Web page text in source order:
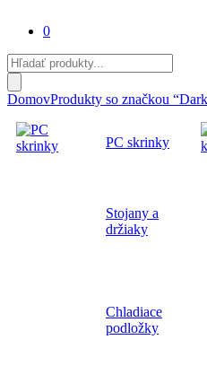
0
Products
search
DomovProdukty so značkou
PC skrinky
Stojany a
držiaky
Chladiace
podložky